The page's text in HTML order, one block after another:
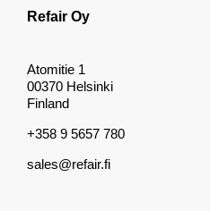
Refair Oy
Atomitie 1
00370 Helsinki
Finland
+358 9 5657 780
sales@refair.fi